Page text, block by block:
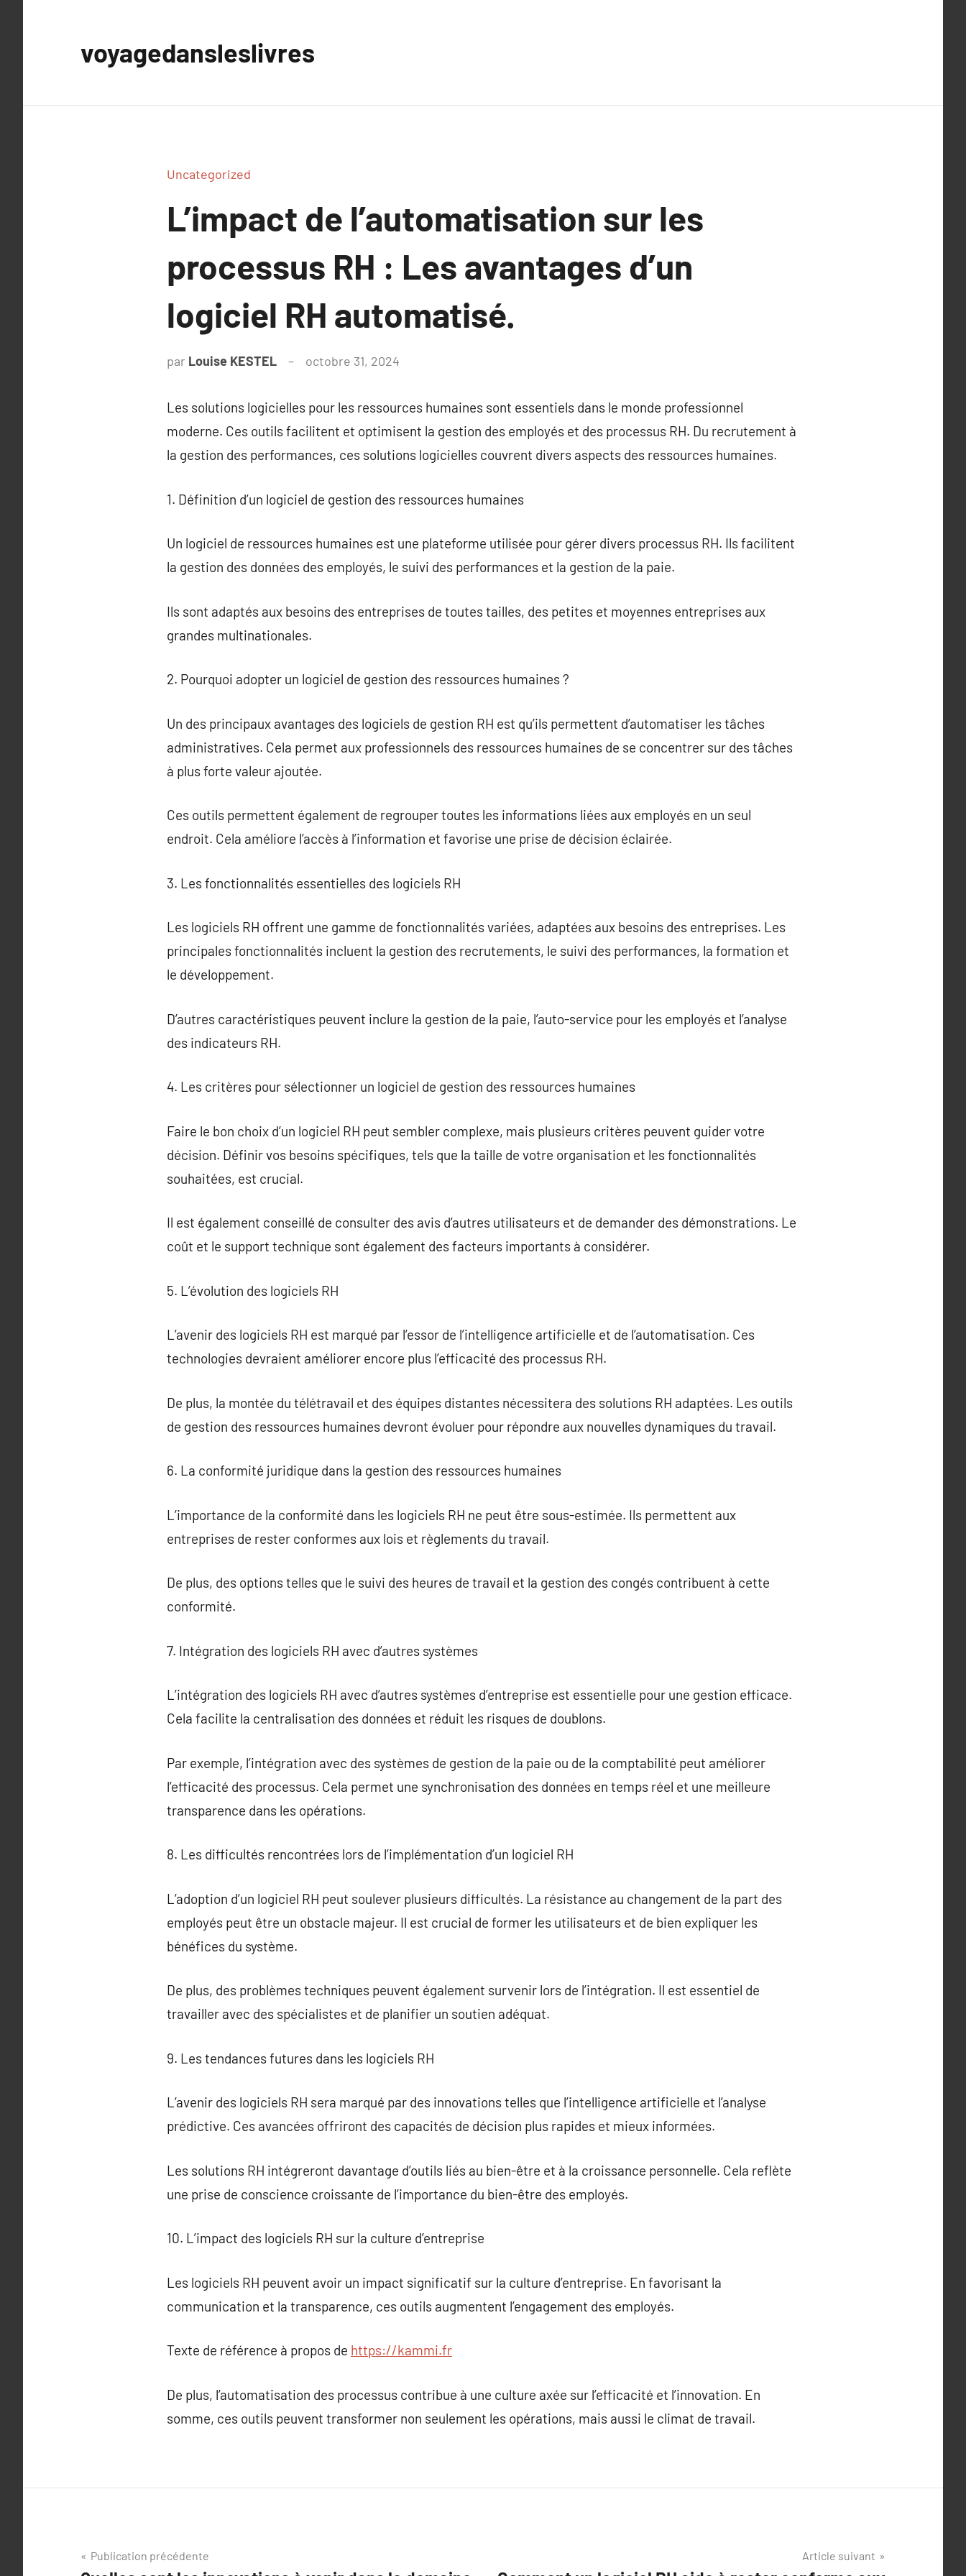
voyagedansleslivres
Uncategorized
L’impact de l’automatisation sur les
processus RH : Les avantages d’un
logiciel RH automatisé.
par Louise KESTEL octobre 31, 2024
Les solutions logicielles pour les ressources humaines sont essentiels dans le monde professionnel
moderne. Ces outils facilitent et optimisent la gestion des employés et des processus RH. Du recrutement à
la gestion des performances, ces solutions logicielles couvrent divers aspects des ressources humaines.
1. Définition d’un logiciel de gestion des ressources humaines
Un logiciel de ressources humaines est une plateforme utilisée pour gérer divers processus RH. Ils facilitent
la gestion des données des employés, le suivi des performances et la gestion de la paie.
Ils sont adaptés aux besoins des entreprises de toutes tailles, des petites et moyennes entreprises aux
grandes multinationales.
2. Pourquoi adopter un logiciel de gestion des ressources humaines ?
Un des principaux avantages des logiciels de gestion RH est qu’ils permettent d’automatiser les tâches
administratives. Cela permet aux professionnels des ressources humaines de se concentrer sur des tâches
à plus forte valeur ajoutée.
Ces outils permettent également de regrouper toutes les informations liées aux employés en un seul
endroit. Cela améliore l’accès à l’information et favorise une prise de décision éclairée.
3. Les fonctionnalités essentielles des logiciels RH
Les logiciels RH offrent une gamme de fonctionnalités variées, adaptées aux besoins des entreprises. Les
principales fonctionnalités incluent la gestion des recrutements, le suivi des performances, la formation et
le développement.
D’autres caractéristiques peuvent inclure la gestion de la paie, l’auto-service pour les employés et l’analyse
des indicateurs RH.
4. Les critères pour sélectionner un logiciel de gestion des ressources humaines
Faire le bon choix d’un logiciel RH peut sembler complexe, mais plusieurs critères peuvent guider votre
décision. Définir vos besoins spécifiques, tels que la taille de votre organisation et les fonctionnalités
souhaitées, est crucial.
Il est également conseillé de consulter des avis d’autres utilisateurs et de demander des démonstrations. Le
coût et le support technique sont également des facteurs importants à considérer.
5. L’évolution des logiciels RH
L’avenir des logiciels RH est marqué par l’essor de l’intelligence artificielle et de l’automatisation. Ces
technologies devraient améliorer encore plus l’efficacité des processus RH.
De plus, la montée du télétravail et des équipes distantes nécessitera des solutions RH adaptées. Les outils
de gestion des ressources humaines devront évoluer pour répondre aux nouvelles dynamiques du travail.
6. La conformité juridique dans la gestion des ressources humaines
L’importance de la conformité dans les logiciels RH ne peut être sous-estimée. Ils permettent aux
entreprises de rester conformes aux lois et règlements du travail.
De plus, des options telles que le suivi des heures de travail et la gestion des congés contribuent à cette
conformité.
7. Intégration des logiciels RH avec d’autres systèmes
L’intégration des logiciels RH avec d’autres systèmes d’entreprise est essentielle pour une gestion efficace.
Cela facilite la centralisation des données et réduit les risques de doublons.
Par exemple, l’intégration avec des systèmes de gestion de la paie ou de la comptabilité peut améliorer
l’efficacité des processus. Cela permet une synchronisation des données en temps réel et une meilleure
transparence dans les opérations.
8. Les difficultés rencontrées lors de l’implémentation d’un logiciel RH
L’adoption d’un logiciel RH peut soulever plusieurs difficultés. La résistance au changement de la part des
employés peut être un obstacle majeur. Il est crucial de former les utilisateurs et de bien expliquer les
bénéfices du système.
De plus, des problèmes techniques peuvent également survenir lors de l’intégration. Il est essentiel de
travailler avec des spécialistes et de planifier un soutien adéquat.
9. Les tendances futures dans les logiciels RH
L’avenir des logiciels RH sera marqué par des innovations telles que l’intelligence artificielle et l’analyse
prédictive. Ces avancées offriront des capacités de décision plus rapides et mieux informées.
Les solutions RH intégreront davantage d’outils liés au bien-être et à la croissance personnelle. Cela reflète
une prise de conscience croissante de l’importance du bien-être des employés.
10. L’impact des logiciels RH sur la culture d’entreprise
Les logiciels RH peuvent avoir un impact significatif sur la culture d’entreprise. En favorisant la
communication et la transparence, ces outils augmentent l’engagement des employés.
Texte de référence à propos de https://kammi.fr
De plus, l’automatisation des processus contribue à une culture axée sur l’efficacité et l’innovation. En
somme, ces outils peuvent transformer non seulement les opérations, mais aussi le climat de travail.
Navigation
Publication précédente Article suivant